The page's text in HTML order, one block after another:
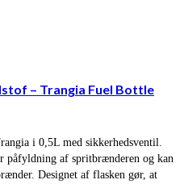
– Trangia Fuel Bottle
i 0,5L med sikkerhedsventil.
påfyldning af spritbrænderen og kan
Designet af flasken gør, at